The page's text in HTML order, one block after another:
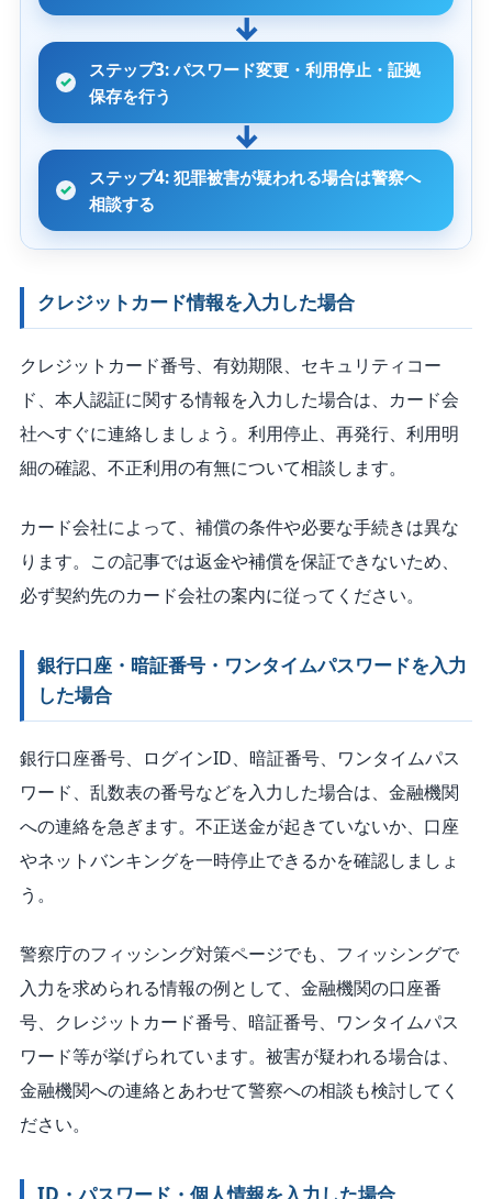
ステップ3: パスワード変更・利用停止・証拠
保存を行う
ステップ4: 犯罪被害が疑われる場合は警察へ
相談する
クレジットカード情報を入力した場合
クレジットカード番号、有効期限、セキュリティコー
ド、本人認証に関する情報を入力した場合は、カード会
社へすぐに連絡しましょう。利用停止、再発行、利用明
細の確認、不正利用の有無について相談します。
カード会社によって、補償の条件や必要な手続きは異な
ります。この記事では返金や補償を保証できないため、
必ず契約先のカード会社の案内に従ってください。
銀行口座・暗証番号・ワンタイムパスワードを入力
した場合
銀行口座番号、ログインID、暗証番号、ワンタイムパス
ワード、乱数表の番号などを入力した場合は、金融機関
への連絡を急ぎます。不正送金が起きていないか、口座
やネットバンキングを一時停止できるかを確認しましょ
う。
警察庁のフィッシング対策ページでも、フィッシングで
入力を求められる情報の例として、金融機関の口座番
号、クレジットカード番号、暗証番号、ワンタイムパス
ワード等が挙げられています。被害が疑われる場合は、
金融機関への連絡とあわせて警察への相談も検討してく
ださい。